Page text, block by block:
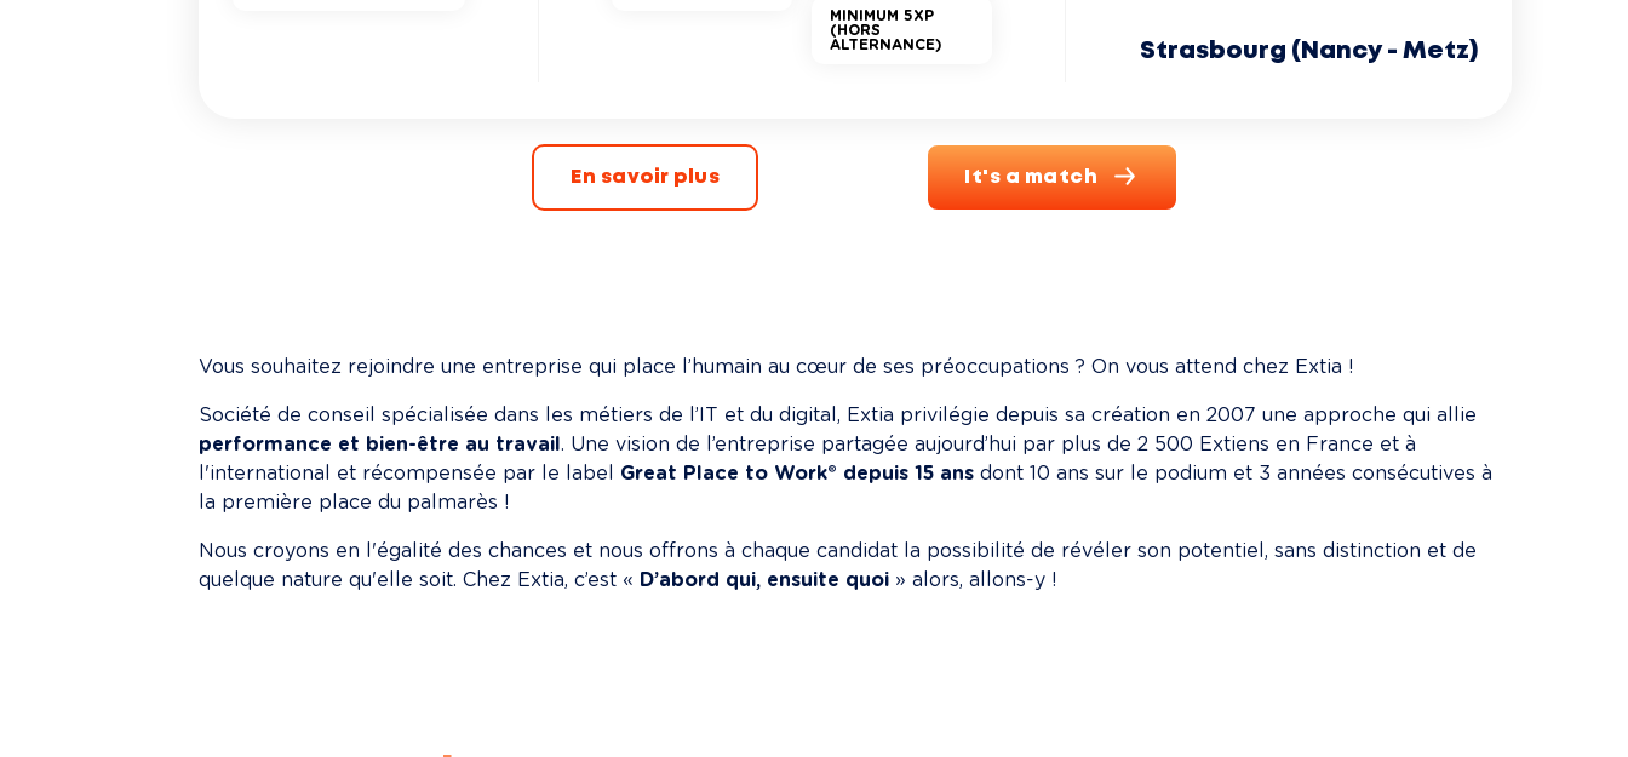
MINIMUM 5XP
(HORS
ALTERNANCE)
Strasbourg (Nancy - Metz)
En savoir plus It's a match
Vous souhaitez rejoindre une entreprise qui place l’humain au cœur de ses préoccupations ? On vous attend chez Extia !
Société de conseil spécialisée dans les métiers de l’IT et du digital, Extia privilégie depuis sa création en 2007 une approche qui allie
performance et bien-être au travail . Une vision de l’entreprise partagée aujourd’hui par plus de 2 500 Extiens en France et à
l'international et récompensée par le label Great Place to Work® depuis 15 ans dont 10 ans sur le podium et 3 années consécutives à
la première place du palmarès !
Nous croyons en l'égalité des chances et nous offrons à chaque candidat la possibilité de révéler son potentiel, sans distinction et de
quelque nature qu'elle soit. Chez Extia, c’est « D’abord qui, ensuite quoi » alors, allons-y !